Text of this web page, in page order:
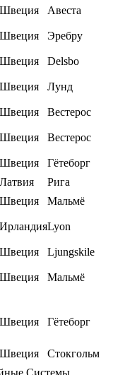
Швеция Авеста
Швеция Эребру
Швеция Delsbo
Швеция Лунд
Швеция Вестерос
Швеция Вестерос
Швеция
Гётеборг
Латвия
Рига
Швеция Мальмё
ИрландияLyon
Швеция Ljungskile
Швеция
Мальмё
Швеция Гётеборг
Швеция
Стокгольм
Системы